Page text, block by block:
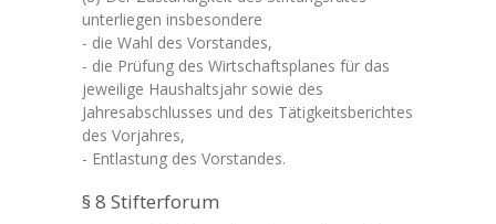
unterliegen insbesondere
- die Wahl des Vorstandes,
- die Prüfung des Wirtschaftsplanes für das
jeweilige Haushaltsjahr sowie des
Jahresabschlusses und des Tätigkeitsberichtes
des Vorjahres,
- Entlastung des Vorstandes.
§ 8 Stifterforum